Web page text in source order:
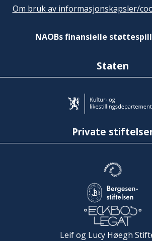
Om bruk av informasjonskapsler/
NAOBs finansielle
Staten
Private
Leif og Lucy Høegh